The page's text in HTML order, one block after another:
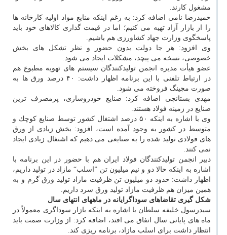
مشغول كارند.
حمیدرضا نامی اضافه كرد: به رغم اینكه منابع مواد اولیه كارخانه ها
را از بازار آزاد تهیه می كنیم؛ اما در قیمت گذاری كالاهای خود باید
پاسخگوی وزارت جهاد كشاورزی هم باشیم.
وی افزود: هر جا دولت بدون حضور و نظر تشكل های بخش
خصوصی، نسخه می پیچد، مشكلات ایجاد می شود.
عضو هیأت مدیره انجمن تولیدكنندگان سیستم های تهویه مطبوع هم
در ارتباط تلفنی با این برنامه اظهار داشت: ۴۰ درصد ورق ها به
صورت مچینگ فروخته می شود.
مهدی بستانچی اضافه كرد: صنایع خودروسازی، پرمصرف ترین
صنایع در زمینه فولاد هستند.
وی با اشاره به اینكه ۵۰ درصد اشتغال كشور توسط صنایع كوچك و
متوسط در كشور به وجود آمده است، افزود: بخش زیادی از ورق
های فولادی تولید شده را به صنایعی می دهیم كه اشتغال زیادی ایجاد
نمی كنند.
دبیر انجمن تولیدكنندگان فولاد ایران هم با حضور در این برنامه با
اشاره به اینكه حالا دو و نیم میلیون تن ”اسلب“ مازاد در تولید داریم،
اظهار داشت: حدود دو میلیون تن ظرفیت مازاد تولید ورق گرم و به
همین میزان هم ظرفیت مازاد تولید ورق سرد داریم.
شكل گیری تقاضاهای سوداگرایانه در ماههای انتهای سال
سیدرسول خلیفه سلطان با اشاره به اینكه بازار سوداگری معمولاً در
ماه های پایانی سال اتفاق می افتد، اضافه كرد: از وزارت صمت باید
انتظار داشت برای اسلب مازاد، برنامه ریزی كند.